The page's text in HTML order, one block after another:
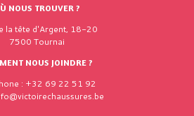
NOUS TROUVER ?
la tête d'Argent, 18-20
7500 Tournai
NOUS JOINDRE ?
: +32 69 22 51 92